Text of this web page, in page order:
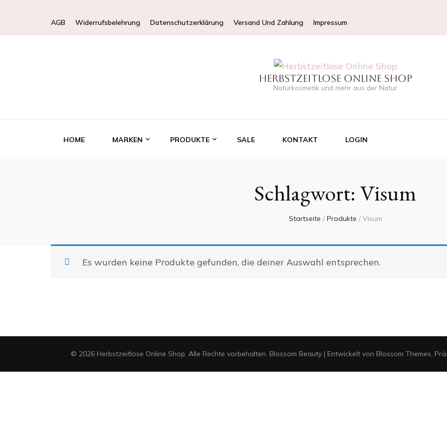
AGB Widerrufsbelehrung Datenschutzerklärung Versand Und Zahlung Impressum
Herbstzeitlose Online Shop
Naturkosmetik und mehr aus der Natur
HOME MARKEN PRODUKTE SALE KONTAKT LOGIN
Schlagwort: Visum
Startseite / Produkte / Visum
Es wurden keine Produkte gefunden, die deiner Auswahl entsprechen.
© 2026 Herbstzeitlose Online Shop. Alle Rechte vorbehalten. Blossom Beauty | Entwickelt von Blossom Themes.